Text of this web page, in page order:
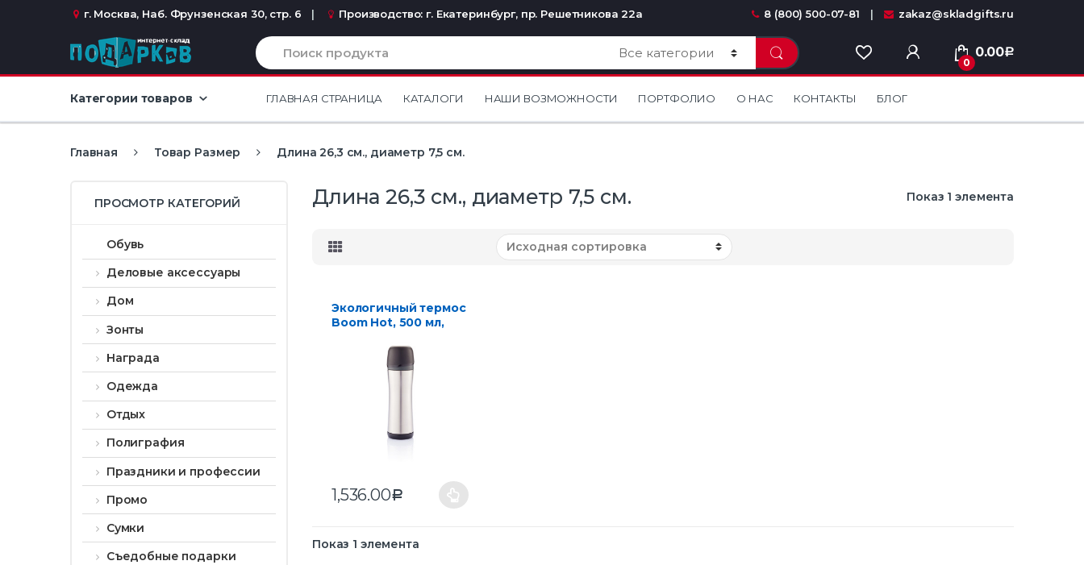
Перейти к навигации
перейти к содержаниюг. Москва, Наб. Фрунзенская 30, стр. 6 Производство: г. Екатеринбург, пр. Решетникова 22а 8 (800) 500-07-81 zakaz@skladgifts.ru
И
с
к
0
0.00Р
Категории товаров ГЛАВНАЯ СТРАНИЦА КАТАЛОГИ НАШИ ВОЗМОЖНОСТИ ПОРТФОЛИО О НАС КОНТАКТЫ БЛОГ
Главная Товар Размер Длина 26,3 см., диаметр 7,5 см.
Длина 26,3 см., диаметр 7,5 см. Показ 1 элемента
Экологичный термос
Boom Hot, 500 мл,
1,536.00Р
Показ 1 элемента
ПРОСМОТР КАТЕГОРИЙ
Обувь
Деловые аксессуары
Дом
Зонты
Награда
Одежда
Отдых
Полиграфия
Праздники и профессии
Промо
Сумки
Съедобные подарки